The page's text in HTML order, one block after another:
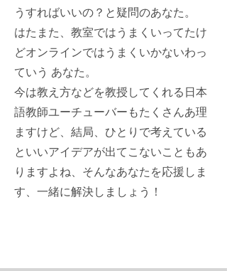
うすればいいの？と疑問のあなた。
はたまた、教室ではうまくいってたけ
どオンラインではうまくいかないわっ
ていう あなた。
今は教え方などを教授してくれる日本
語教師ユーチューバーもたくさんあ理
ますけど、結局、ひとりで考えている
といいアイデアが出てこないこともあ
りますよね、そんなあなたを応援しま
す、一緒に解決しましょう！